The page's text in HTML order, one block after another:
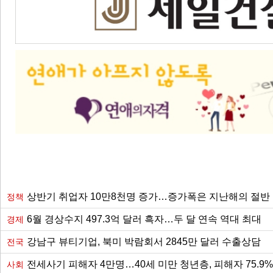
정책 상반기 취업자 10만8천명 증가…증가폭은 지난해의 절반
경제 6월 경상수지 497.3억 달러 흑자…두 달 연속 역대 최대
전국 강남구 뷰티기업, 북미 박람회서 2845만 달러 수출상담
사회 전세사기 피해자 4만명…40세 미만 청년층, 피해자 75.9%